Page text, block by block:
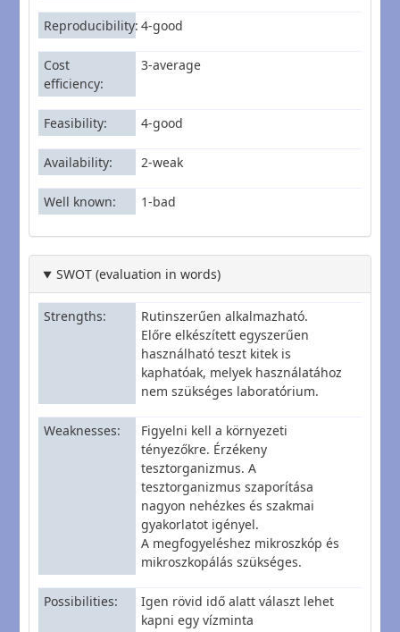
Reproducibility 4-good
Cost
efficiency
3-average
Feasibility 4-good
Availability 2-weak
Well known 1-bad
SWOT (evaluation in words)
Strengths
Rutinszerűen alkalmazható.
Előre elkészített egyszerűen
használható teszt kitek is
kaphatóak, melyek használatához
nem szükséges laboratórium.
Weaknesses
Figyelni kell a környezeti
tényezőkre. Érzékeny
tesztorganizmus. A
tesztorganizmus szaporítása
nagyon nehézkes és szakmai
gyakorlatot igényel.
A megfogyeléshez mikroszkóp és
mikroszkopálás szükséges.
Possibilities
Igen rövid idő alatt választ lehet
kapni egy vízminta